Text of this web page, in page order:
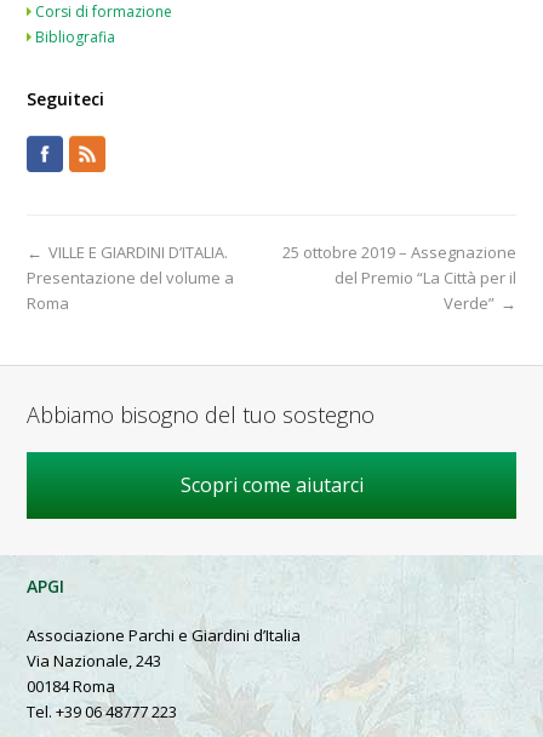
Corsi di formazione
Bibliografia
Seguiteci
25 ottobre 2019 – Assegnazione
del Premio “La Città per il
Verde” →
← VILLE E GIARDINI D’ITALIA.
Presentazione del volume a
Roma
Abbiamo bisogno del tuo sostegno
Scopri come aiutarci
APGI
Associazione Parchi e Giardini d’Italia
Via Nazionale, 243
00184 Roma
Tel. +39 06 48777 223